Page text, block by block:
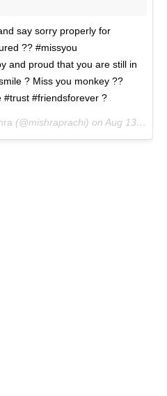
say sorry properly for
?? #missyou
and proud that you are still in
? Miss you monkey ??
#trust #friendsforever ?
(@mishraprachi) on Aug 13, 2018 at 1:57pm PDT